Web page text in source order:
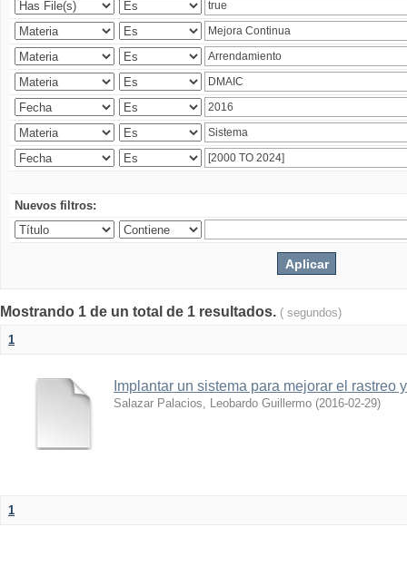
Nuevos filtros:
Mostrando 1 de un total de 1 resultados. ( segundos)
1
Implantar un sistema para mejorar el rastreo
Salazar Palacios, Leobardo Guillermo (2016-02-29)
1